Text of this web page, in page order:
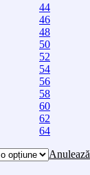
44
46
48
50
52
54
56
58
60
62
64
Anulează